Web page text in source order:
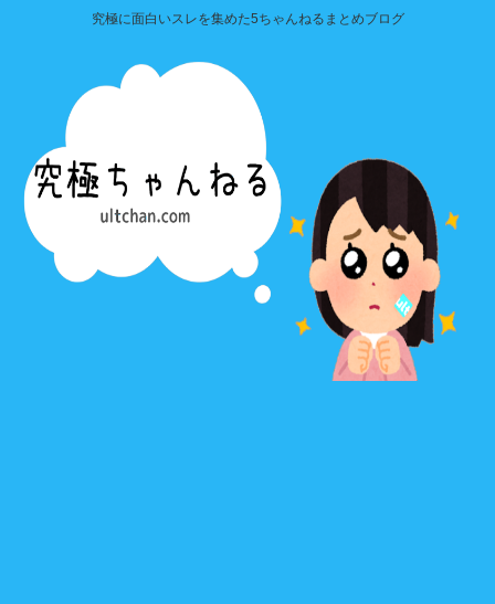
究極に面白いスレを集めた5ちゃんねるまとめブログ